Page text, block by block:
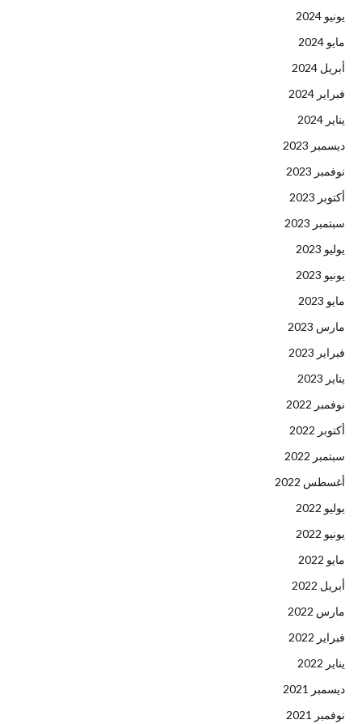
يونيو 2024
مايو 2024
أبريل 2024
فبراير 2024
يناير 2024
ديسمبر 2023
نوفمبر 2023
أكتوبر 2023
سبتمبر 2023
يوليو 2023
يونيو 2023
مايو 2023
مارس 2023
فبراير 2023
يناير 2023
نوفمبر 2022
أكتوبر 2022
سبتمبر 2022
أغسطس 2022
يوليو 2022
يونيو 2022
مايو 2022
أبريل 2022
مارس 2022
فبراير 2022
يناير 2022
ديسمبر 2021
نوفمبر 2021